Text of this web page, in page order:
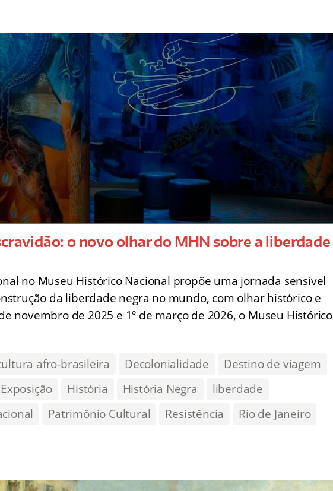
o novo olhar do MHN sobre a liberdade
no Museu Histórico Nacional propõe uma jornada sensível
da liberdade negra no mundo, com olhar histórico e
novembro de 2025 e 1º de março de 2026, o Museu Histórico
afro-brasileira Decolonialidade
Destino de viagem
Exposição História História Negra
liberdade
Patrimônio Cultural Resistência
Rio de Janeiro